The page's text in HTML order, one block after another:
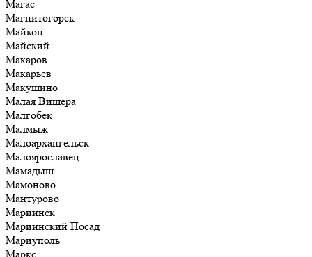
Магас
Магнитогорск
Майкоп
Майский
Макаров
Макарьев
Макушино
Малая Вишера
Малгобек
Малмыж
Малоархангельск
Малоярославец
Мамадыш
Мамоново
Мантурово
Мариинск
Мариинский Посад
Мариуполь
Маркс